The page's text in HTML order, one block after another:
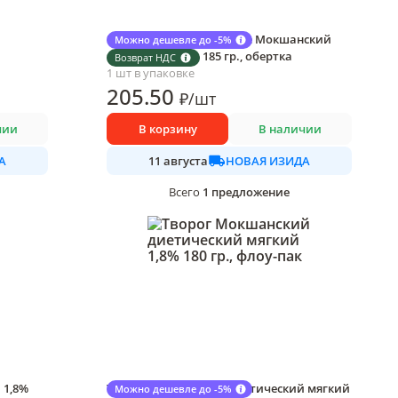
Можно дешевле до -5%
Возврат НДС
Масло сладко-сливочное Мокшанский
несоленое 72,5% 185 гр., обертка
1 шт в упаковке
205.50 ₽/шт
В корзину В наличии
11 августа
НОВАЯ ИЗИДА
Всего 1 предложение
Можно дешевле до -5%
Творог Мокшанский диетический мягкий